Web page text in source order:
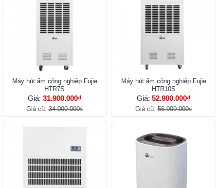
Máy hút ẩm công nghiệp Fujie
HTR7S
Giá: 31.900.000₫
Giá cũ:34.000.000₫
Máy hút ẩm công nghiệp Fujie
HTR10S
Giá: 52.900.000₫
Giá cũ:56.000.000₫